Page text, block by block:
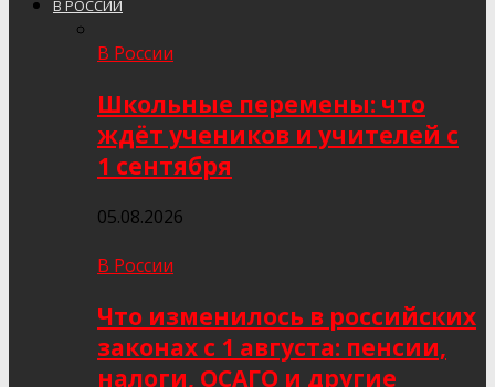
В РОССИИ
В России
Школьные перемены: что
ждёт учеников и учителей с
1 сентября
05.08.2026
В России
Что изменилось в российских
законах с 1 августа: пенсии,
налоги, ОСАГО и другие